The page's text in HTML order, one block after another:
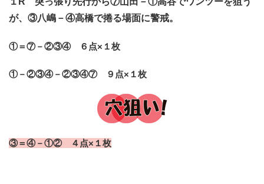
が、③八嶋－④高橋で捲る場面に警戒。
①＝⑦－②③④ ６点×１枚
①－②③④－②③④⑦ ９点×１枚
③＝④－①② ４点×１枚